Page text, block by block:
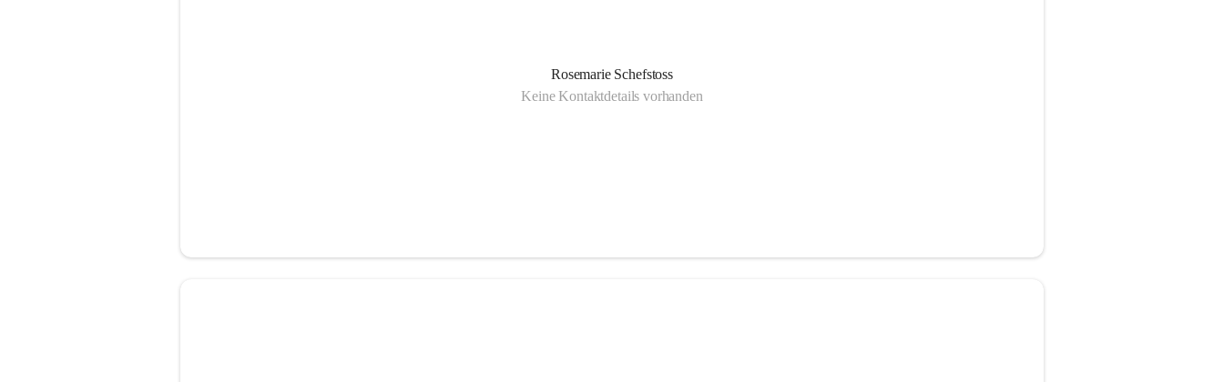
Rosemarie Schefstoss
Keine Kontaktdetails vorhanden